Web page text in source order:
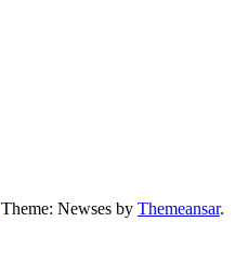
Theme: Newses by Themeansar.